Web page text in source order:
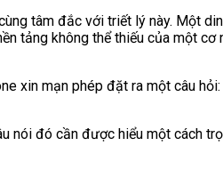
tâm đắc với triết lý này. Một
tảng không thể thiếu của một cơ
xin mạn phép đặt ra một câu hỏi:
nói đó cần được hiểu một cách